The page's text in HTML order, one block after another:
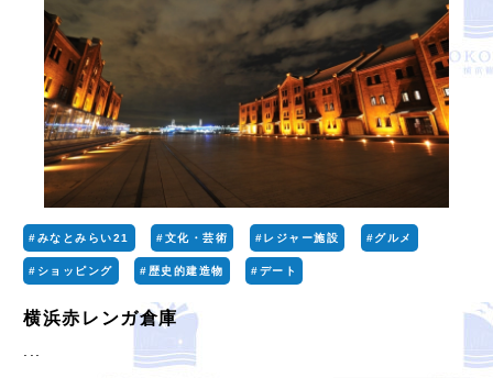
#みなとみらい21 #文化・芸術 #レジャー施設 #グルメ
#ショッピング #歴史的建造物 #デート
横浜赤レンガ倉庫
...